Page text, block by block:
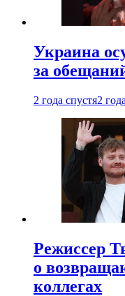
Украина
за
2 года спустя2
Режиссер
о
коллегах